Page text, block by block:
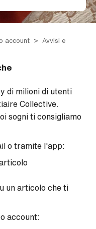
account
Avvisi e
di milioni di utenti
Collective.
sogni ti consigliamo
o tramite l'app:
un articolo che ti
account: